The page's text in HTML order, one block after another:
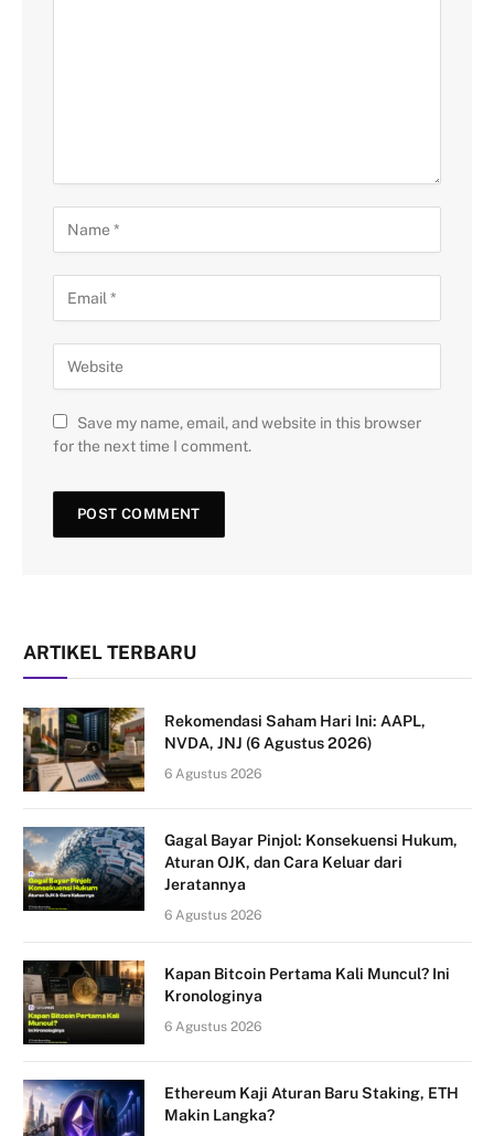
Save my name, email, and website in this browser
for the next time I comment.
ARTIKEL TERBARU
Rekomendasi Saham Hari Ini: AAPL,
NVDA, JNJ (6 Agustus 2026)
6 Agustus 2026
Gagal Bayar Pinjol: Konsekuensi Hukum,
Aturan OJK, dan Cara Keluar dari
Jeratannya
6 Agustus 2026
Kapan Bitcoin Pertama Kali Muncul? Ini
Kronologinya
6 Agustus 2026
Ethereum Kaji Aturan Baru Staking, ETH
Makin Langka?